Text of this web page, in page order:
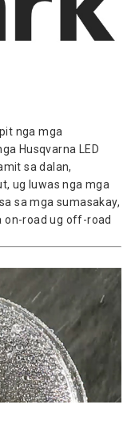
nga mga
Husqvarna LED
sa dalan,
ug luwas nga mga
sa mga sumasakay,
on-road ug off-road